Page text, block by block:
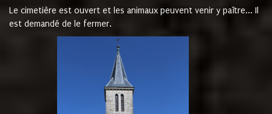
Le cimetière est ouvert et les animaux peuvent venir y paître... Il
est demandé de le fermer.